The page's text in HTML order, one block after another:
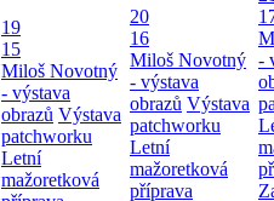
19
15
Miloš Novotný
- výstava
obrazů Výstava
patchworku
Letní
mažoretková
20
16
Miloš Novotný
- výstava
obrazů Výstava
patchworku
Letní
mažoretková
příprava
-